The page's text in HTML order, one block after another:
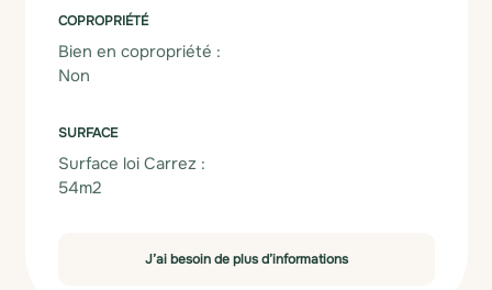
COPROPRIÉTÉ
Bien en copropriété :
Non
SURFACE
Surface loi Carrez :
54m2
J’ai besoin de plus d’informations